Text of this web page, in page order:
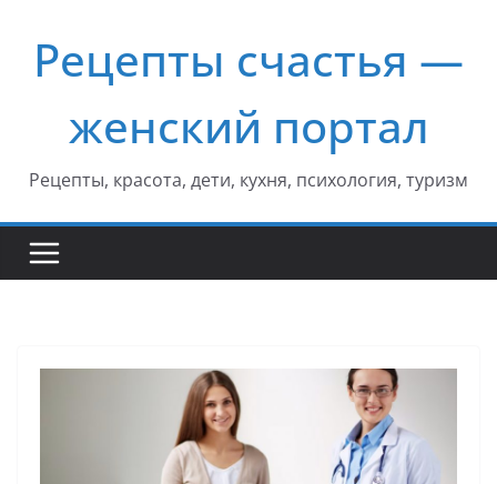
содержимому
Рецепты счастья —
женский портал
Рецепты, красота, дети, кухня, психология, туризм